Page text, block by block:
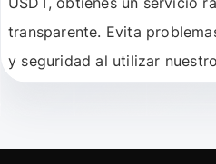
transparente. Evita
y seguridad al utilizar